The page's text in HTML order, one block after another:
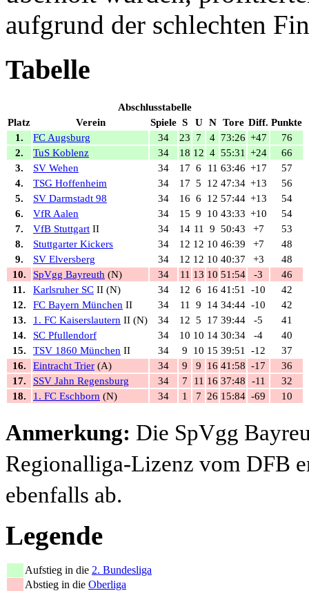
aufgrund der schlechten
Tabelle
Abschlusstabelle
Platz
Verein Spiele S U N Tore Diff. Punkte
1.
FC Augsburg 34 23 7 4 73:26 +47
76
2.
TuS Koblenz 34 18 12 4 55:31 +24
66
3.
SV Wehen 34 17 6 11 63:46 +17
57
4.
TSG Hoffenheim 34 17 5 12 47:34 +13
56
5.
SV Darmstadt 98 34 16 6 12 57:44 +13
54
6.
VfR Aalen 34 15 9 10 43:33 +10
54
7.
VfB Stuttgart II 34 14 11 9 50:43 +7
53
8.
Stuttgarter Kickers 34 12 12 10 46:39 +7
48
9.
SV Elversberg 34 12 12 10 40:37 +3
48
10.
SpVgg Bayreuth (N) 34 11 13 10 51:54 -3
46
11.
Karlsruher SC II (N) 34 12 6 16 41:51 -10
42
12.
FC Bayern München II 34 11 9 14 34:44 -10
42
13.
1. FC Kaiserslautern II (N) 34 12 5 17 39:44 -5
41
14.
SC Pfullendorf 34 10 10 14 30:34 -4
40
15.
TSV 1860 München II 34 9 10 15 39:51 -12
37
16.
Eintracht Trier (A) 34 9 9 16 41:58 -17
36
17.
SSV Jahn Regensburg 34 7 11 16 37:48 -11
32
18.
1. FC Eschborn (N) 34 1 7 26 15:84 -69 10
Anmerkung: Die SpVgg
Regionalliga-Lizenz vom DFB
ebenfalls ab.
Legende
Aufstieg in die 2. Bundesliga
Abstieg in die Oberliga